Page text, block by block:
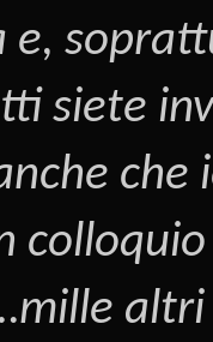
e,
siete
che